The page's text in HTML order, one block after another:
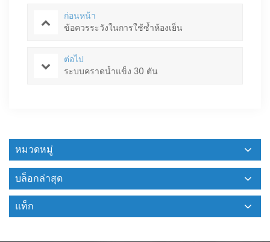
ก่อนหน้า
ข้อควรระวังในการใช้ซ้ำห้องเย็น
ต่อไป
ระบบคราดน้ำแข็ง 30 ตัน
หมวดหมู่
บล็อกล่าสุด
แท็ก